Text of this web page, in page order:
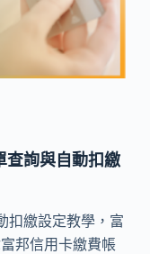
詢與自動扣繳
扣繳設定教學，富
邦信用卡繳費帳